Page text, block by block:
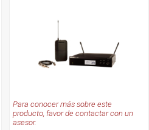
Para conocer más sobre este
producto, favor de contactar con un
asesor.